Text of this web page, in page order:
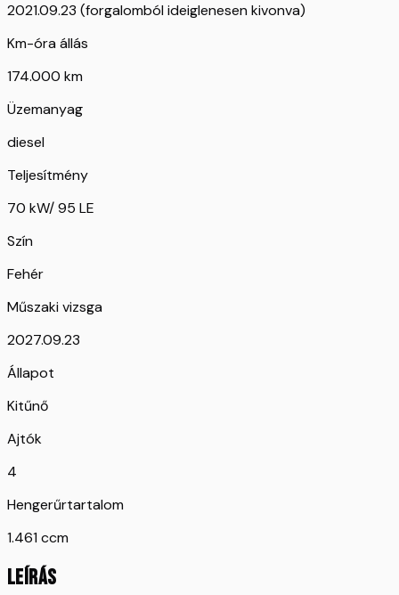
2021.09.23 (forgalomból ideiglenesen kivonva)
Km-óra állás
174.000 km
Üzemanyag
diesel
Teljesítmény
70 kW/ 95 LE
Szín
Fehér
Műszaki vizsga
2027.09.23
Állapot
Kitűnő
Ajtók
4
Hengerűrtartalom
1.461 ccm
LEÍRÁS